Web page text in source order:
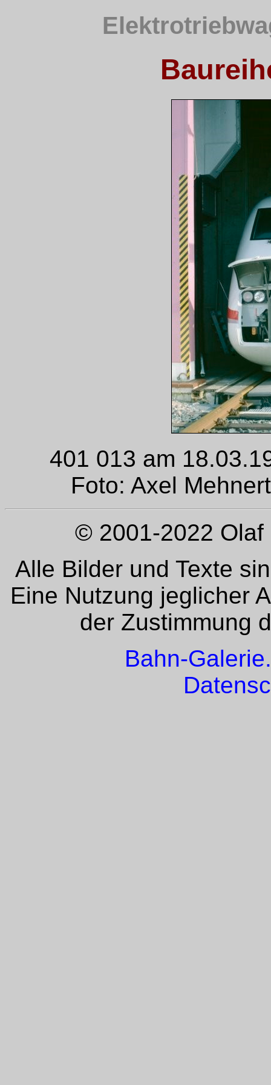
401 013 am
Foto: Axel
© 2001-2022 Olaf
Alle Bilder und Texte
Eine Nutzung jeglicher
der Zustimmung
Bahn-